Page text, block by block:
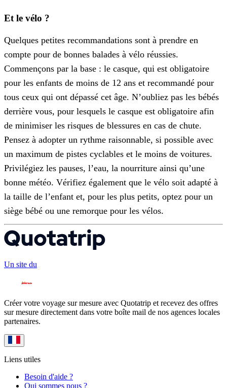
Et le vélo ?
Quelques petites recommandations sont à prendre en
compte pour de bonnes balades à vélo réussies.
Commençons par la base : le casque, qui est obligatoire
pour les enfants de moins de 12 ans et recommandé pour
tous ceux qui ont dépassé cet âge. N’oubliez pas les bébés
derrière vous, pour lesquels le casque est obligatoire afin
de minimiser les risques de blessures en cas de chute.
Pensez à adopter un rythme raisonnable, si possible avec
un maximum de pistes cyclables et le moins de voitures.
Privilégiez les pauses, l’eau, la nourriture ainsi qu’une
bonne météo. Vérifiez également que le vélo soit adapté à
la taille de l’enfant et, pour les plus petits, optez pour un
siège bébé ou une remorque pour les vélos.
Un site du
Créer votre voyage sur mesure avec Quotatrip et recevez des offres
sur mesure directement dans votre boîte mail de nos agences locales
partenaires.
Liens utiles
Besoin d'aide ?
Qui sommes nous ?